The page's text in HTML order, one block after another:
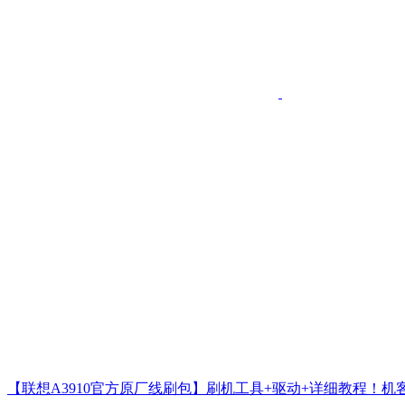
【联想A3910官方原厂线刷包】刷机工具+驱动+详细教程！机